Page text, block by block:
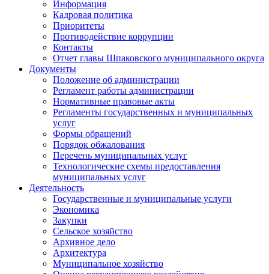
Информация
Кадровая политика
Приоритеты
Противодействие коррупции
Контакты
Отчет главы Шпаковского муниципального округа
Документы
Положение об администрации
Регламент работы администрации
Нормативные правовые акты
Регламенты государственных и муниципальных
услуг
Формы обращений
Порядок обжалования
Перечень муниципальных услуг
Технологические схемы предоставления
муниципальных услуг
Деятельность
Государственные и муниципальные услуги
Экономика
Закупки
Сельское хозяйство
Архивное дело
Архитектура
Муниципальное хозяйство